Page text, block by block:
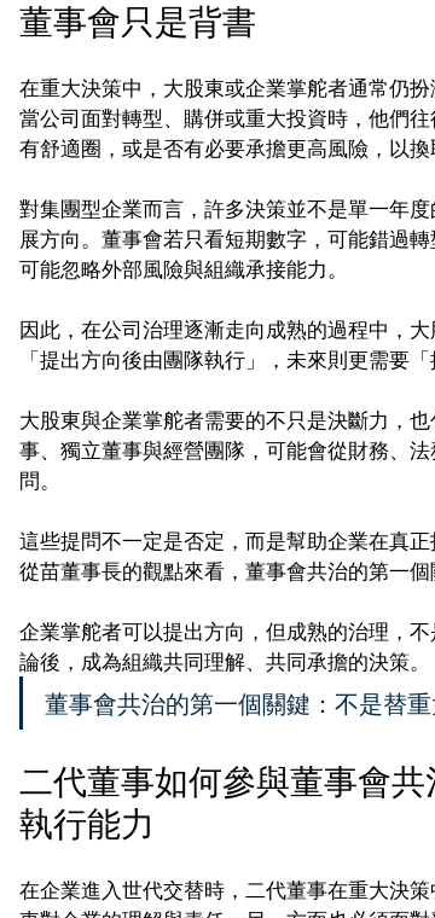
董事會只是背書
在重大決策中，大股東或企業掌舵者通常仍扮
當公司面對轉型、購併或重大投資時，他們
有舒適圈，或是否有必要承擔更高風險，以換
對集團型企業而言，許多決策並不是單一年
展方向。董事會若只看短期數字，可能錯過
可能忽略外部風險與組織承接能力。
因此，在公司治理逐漸走向成熟的過程中，
「提出方向後由團隊執行」，未來則更需要
大股東與企業掌舵者需要的不只是決斷力，
事、獨立董事與經營團隊，可能會從財務、
問。
這些提問不一定是否定，而是幫助企業在真
從苗董事長的觀點來看，董事會共治的第一
企業掌舵者可以提出方向，但成熟的治理，
論後，成為組織共同理解、共同承擔的決策。
董事會共治的第一個關鍵：不是替
二代董事如何參與董事會
執行能力
在企業進入世代交替時，二代董事在重大決